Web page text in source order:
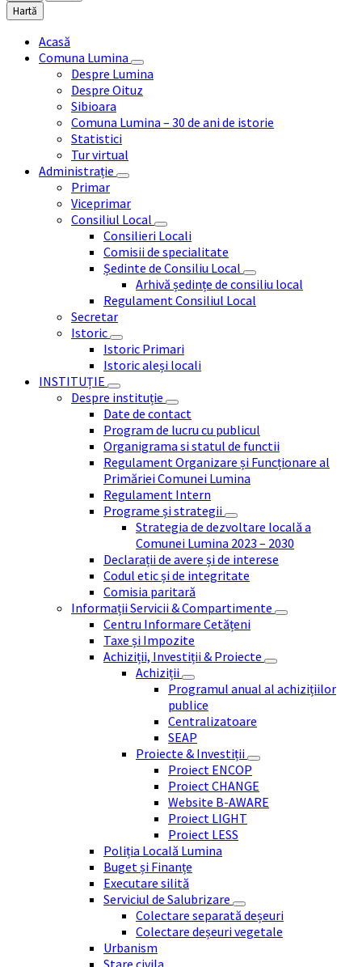
Hartă
Acasă
Comuna Lumina
Despre Lumina
Despre Oituz
Sibioara
Comuna Lumina – 30 de ani de istorie
Statistici
Tur virtual
Administrație
Primar
Viceprimar
Consiliul Local
Consilieri Locali
Comisii de specialitate
Ședinte de Consiliu Local
Arhivă ședințe de consiliu local
Regulament Consiliul Local
Secretar
Istoric
Istoric Primari
Istoric aleși locali
INSTITUȚIE
Despre instituție
Date de contact
Program de lucru cu publicul
Organigrama si statul de functii
Regulament Organizare și Funcționare al
Primăriei Comunei Lumina
Regulament Intern
Programe și strategii
Strategia de dezvoltare locală a
Comunei Lumina 2023 – 2030
Declarații de avere și de interese
Codul etic și de integritate
Comisia paritară
Informații Servicii & Compartimente
Centru Informare Cetățeni
Taxe și Impozite
Achiziții, Investiții & Proiecte
Achiziții
Programul anual al achizițiilor
publice
Centralizatoare
SEAP
Proiecte & Investiții
Proiect ENCOP
Proiect CHANGE
Website B-AWARE
Proiect LIGHT
Proiect LESS
Poliția Locală Lumina
Buget și Finanțe
Executare silită
Serviciul de Salubrizare
Colectare separată deșeuri
Colectare deșeuri vegetale
Urbanism
Stare civila